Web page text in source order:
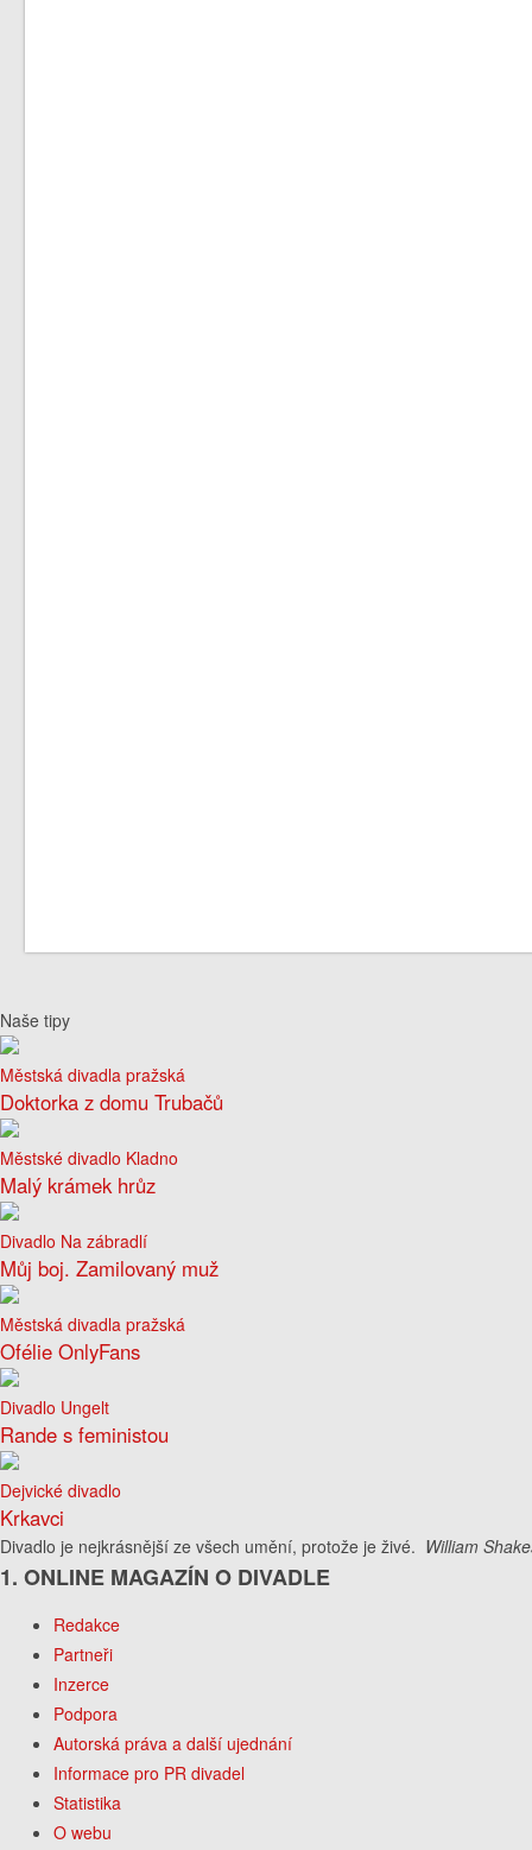
Naše tipy
Městská divadla pražská
Doktorka z domu Trubačů
Městské divadlo Kladno
Malý krámek hrůz
Divadlo Na zábradlí
Můj boj. Zamilovaný muž
Městská divadla pražská
Ofélie OnlyFans
Divadlo Ungelt
Rande s feministou
Dejvické divadlo
Krkavci
Divadlo je nejkrásnější ze všech umění, protože je živé. William
1. ONLINE MAGAZÍN O DIVADLE
Redakce
Partneři
Inzerce
Podpora
Autorská práva a další ujednání
Informace pro PR divadel
Statistika
O webu